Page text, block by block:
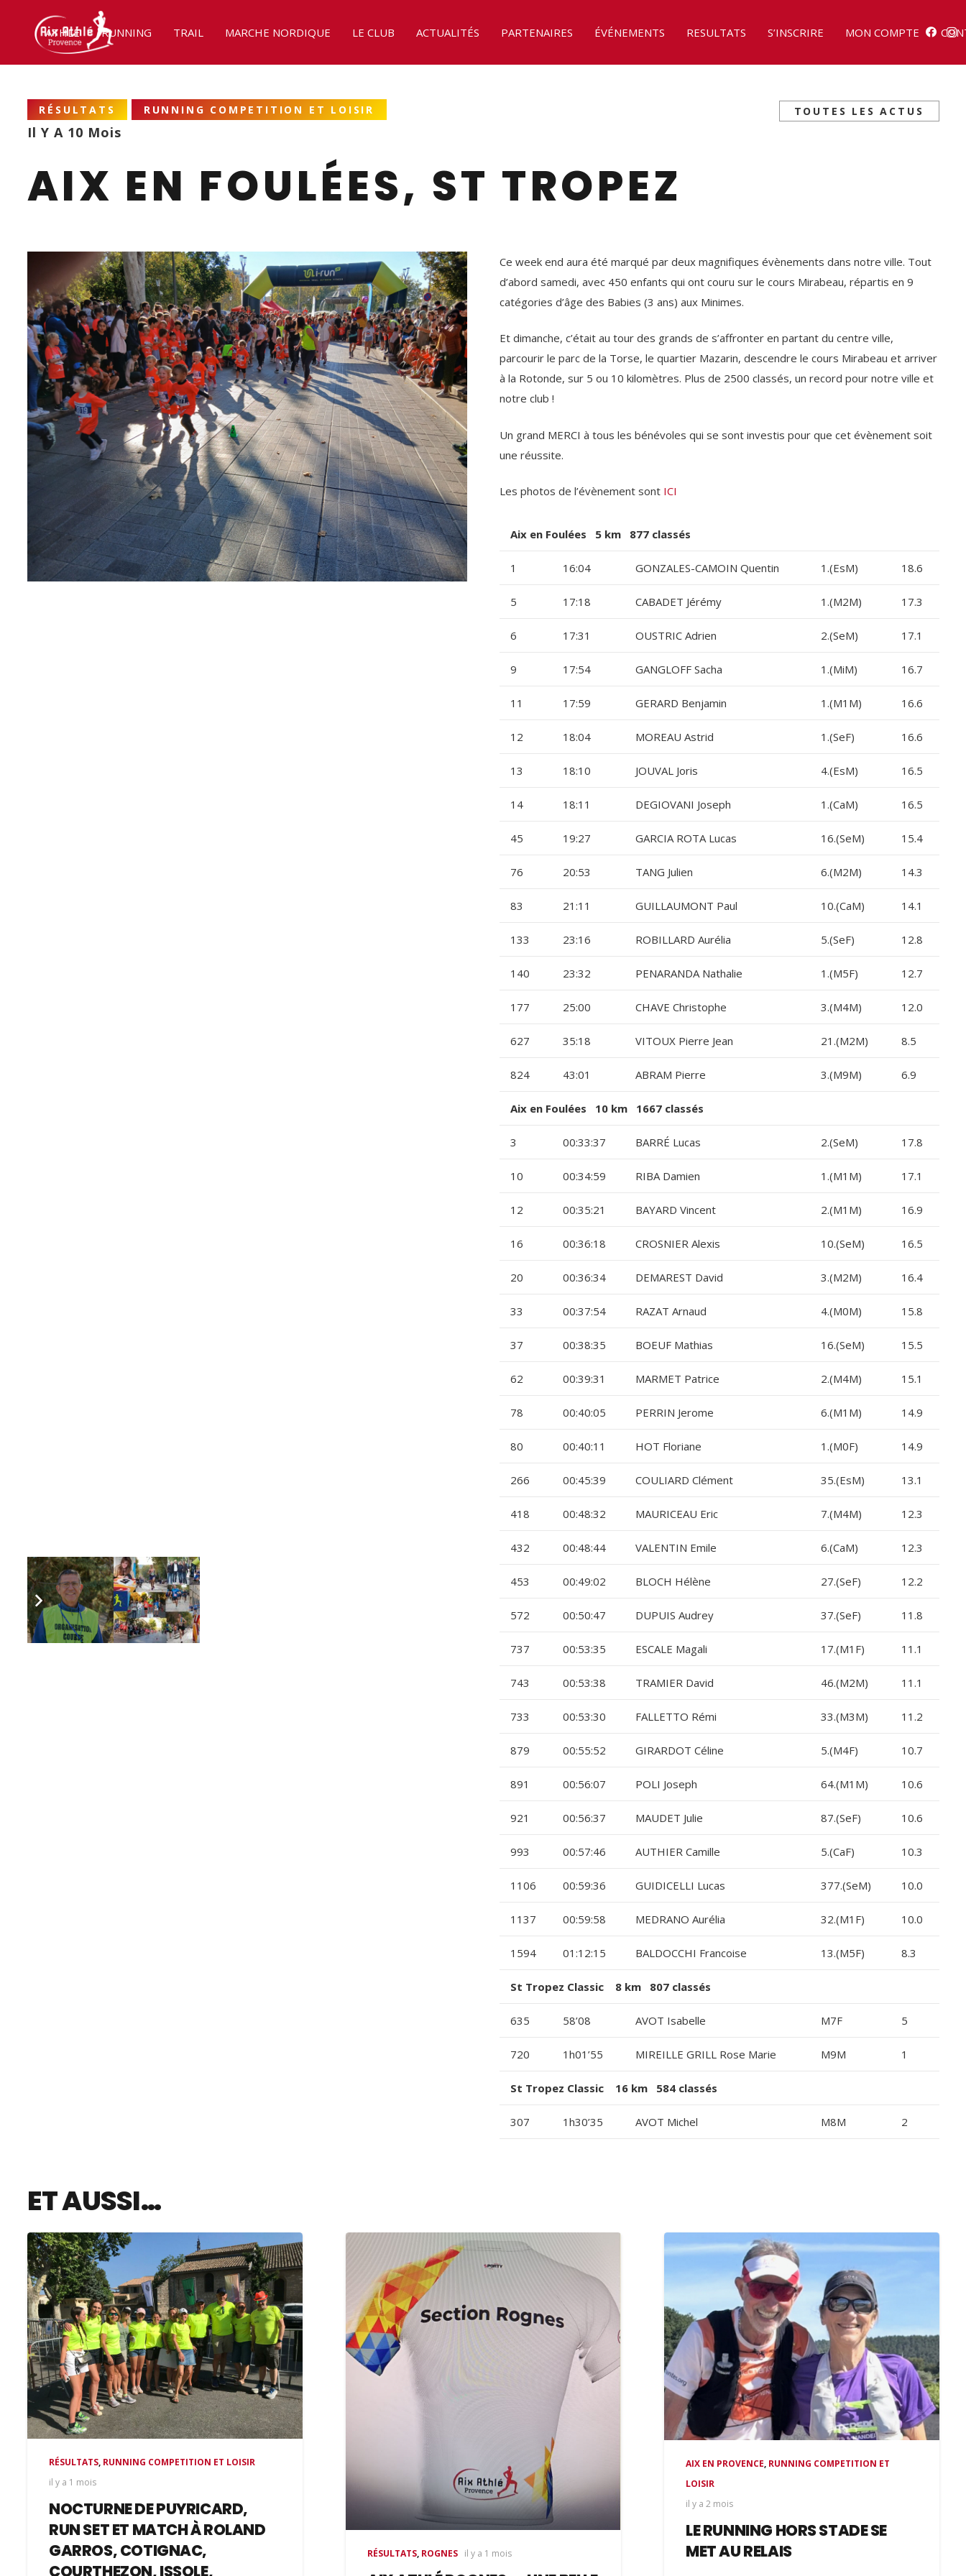
ATHLÉ RUNNING TRAIL MARCHE NORDIQUE LE CLUB ACTUALITÉS PARTENAIRES ÉVÉNEMENTS RESULTATS S’INSCRIRE MON COMPTE
RÉSULTATS RUNNING COMPETITION ET LOISIR
Il Y A 10 Mois
TOUTES LES ACTUS
AIX EN FOULÉES, ST TROPEZ
Ce week end aura été marqué par deux magnifiques évènements dans notre ville. Tout
d’abord samedi, avec 450 enfants qui ont couru sur le cours Mirabeau, répartis en 9
catégories d’âge des Babies (3 ans) aux Minimes.
Et dimanche, c’était au tour des grands de s’affronter en partant du centre ville,
parcourir le parc de la Torse, le quartier Mazarin, descendre le cours Mirabeau et arriver
à la Rotonde, sur 5 ou 10 kilomètres. Plus de 2500 classés, un record pour notre ville et
notre club !
Un grand MERCI à tous les bénévoles qui se sont investis pour que cet évènement soit
une réussite.
Les photos de l’évènement sont ICI
Aix en Foulées 5 km 877 classés
1 16:04 GONZALES-CAMOIN Quentin 1.(EsM) 18.6
5 17:18 CABADET Jérémy 1.(M2M) 17.3
6 17:31 OUSTRIC Adrien 2.(SeM) 17.1
9 17:54 GANGLOFF Sacha 1.(MiM) 16.7
11 17:59 GERARD Benjamin 1.(M1M) 16.6
12 18:04 MOREAU Astrid 1.(SeF) 16.6
13 18:10 JOUVAL Joris 4.(EsM) 16.5
14 18:11 DEGIOVANI Joseph 1.(CaM) 16.5
45 19:27 GARCIA ROTA Lucas 16.(SeM) 15.4
76 20:53 TANG Julien 6.(M2M) 14.3
83 21:11 GUILLAUMONT Paul 10.(CaM) 14.1
133 23:16 ROBILLARD Aurélia 5.(SeF) 12.8
140 23:32 PENARANDA Nathalie 1.(M5F) 12.7
177 25:00 CHAVE Christophe 3.(M4M) 12.0
627 35:18 VITOUX Pierre Jean 21.(M2M) 8.5
824 43:01 ABRAM Pierre 3.(M9M) 6.9
Aix en Foulées 10 km 1667 classés
3 00:33:37 BARRÉ Lucas 2.(SeM) 17.8
10 00:34:59 RIBA Damien 1.(M1M) 17.1
12 00:35:21 BAYARD Vincent 2.(M1M) 16.9
16 00:36:18 CROSNIER Alexis 10.(SeM) 16.5
20 00:36:34 DEMAREST David 3.(M2M) 16.4
33 00:37:54 RAZAT Arnaud 4.(M0M) 15.8
37 00:38:35 BOEUF Mathias 16.(SeM) 15.5
62 00:39:31 MARMET Patrice 2.(M4M) 15.1
78 00:40:05 PERRIN Jerome 6.(M1M) 14.9
80 00:40:11 HOT Floriane 1.(M0F) 14.9
266 00:45:39 COULIARD Clément 35.(EsM) 13.1
418 00:48:32 MAURICEAU Eric 7.(M4M) 12.3
432 00:48:44 VALENTIN Emile 6.(CaM) 12.3
453 00:49:02 BLOCH Hélène 27.(SeF) 12.2
572 00:50:47 DUPUIS Audrey 37.(SeF) 11.8
737 00:53:35 ESCALE Magali 17.(M1F) 11.1
743 00:53:38 TRAMIER David 46.(M2M) 11.1
733 00:53:30 FALLETTO Rémi 33.(M3M) 11.2
879 00:55:52 GIRARDOT Céline 5.(M4F) 10.7
891 00:56:07 POLI Joseph 64.(M1M) 10.6
921 00:56:37 MAUDET Julie 87.(SeF) 10.6
993 00:57:46 AUTHIER Camille 5.(CaF) 10.3
1106 00:59:36 GUIDICELLI Lucas 377.(SeM) 10.0
1137 00:59:58 MEDRANO Aurélia 32.(M1F) 10.0
1594 01:12:15 BALDOCCHI Francoise 13.(M5F) 8.3
St Tropez Classic 8 km 807 classés
635 58’08 AVOT Isabelle M7F 5
720 1h01’55 MIREILLE GRILL Rose Marie M9M 1
St Tropez Classic 16 km 584 classés
307 1h30’35 AVOT Michel M8M 2
ET AUSSI…
RÉSULTATS, RUNNING COMPETITION ET LOISIR
il y a 1 mois
NOCTURNE DE PUYRICARD,
RUN SET ET MATCH À ROLAND
GARROS, COTIGNAC,
COURTHEZON, ISSOLE,
RÉSULTATS, ROGNES il y a 1 mois
AIX EN PROVENCE, RUNNING COMPETITION ET
LOISIR
il y a 2 mois
LE RUNNING HORS STADE SE
MET AU RELAIS